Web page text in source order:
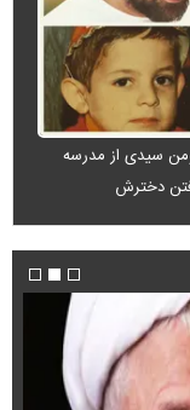
سیدی از مدرسه
دخترش